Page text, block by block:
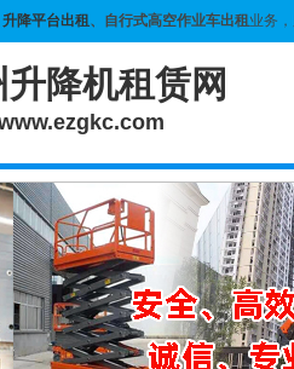
升降平台出租、自行式高空作业车出租业务
降机租赁网